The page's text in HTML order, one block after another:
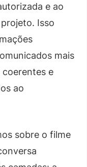
e ao
Isso
mais
coerentes e
ao
sobre o filme